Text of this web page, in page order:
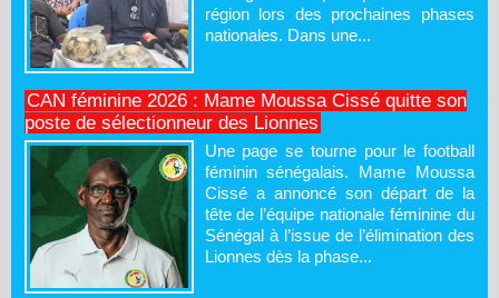
région lors des prochaines phases
nationales. Dans une...
CAN féminine 2026 : Mame Moussa Cissé quitte son
poste de sélectionneur des Lionnes
Une page se tourne pour le football
féminin sénégalais. Mame Moussa
Cissé a annoncé son départ de la
tête de l’équipe nationale féminine du
Sénégal à l’issue de l’élimination des
Lionnes dès la phase...